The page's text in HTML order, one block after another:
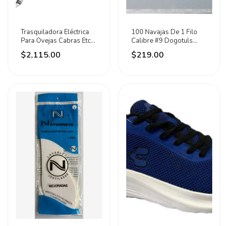
Trasquiladora Eléctrica
Para Ovejas Cabras Etc
200w Adir 52049
$2,115.00
100 Navajas De 1 Filo
Calibre #9 Dogotuls
Plateado
$219.00